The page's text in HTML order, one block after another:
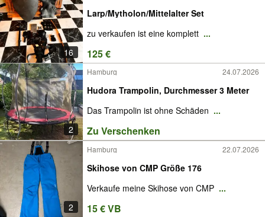
16
Larp/Mytholon/Mittelalter Set
zu verkaufen ist eine komplett ...
125 €
2
Hamburg 24.07.2026
Hudora Trampolin, Durchmesser 3 Meter
Das Trampolin ist ohne Schäden ...
Zu Verschenken
2
Hamburg 22.07.2026
Skihose von CMP Größe 176
Verkaufe meine Skihose von CMP ...
15 € VB